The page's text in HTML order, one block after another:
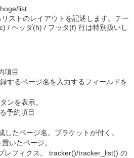
list
ストのレイアウトを記述します。テー
/ ヘッダ(h) / フッタ(f) 行は特別扱いし
項目
するページ名を入力するフィールドを
ンを表示。
予約項目
したページ名。ブラケットが付く。
いたページ。
レフィクス。 tracker()/tracker_list() の